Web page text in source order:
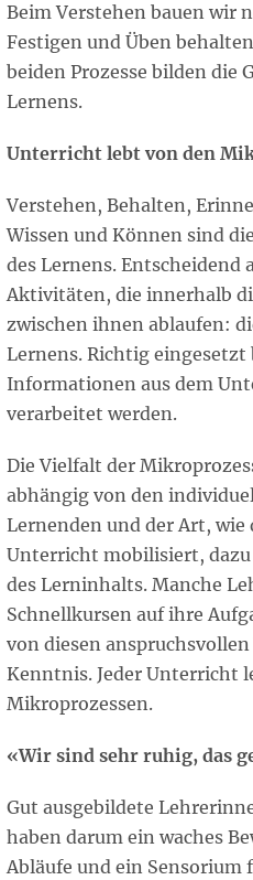
Beim Verstehen bauen wir
Festigen und Üben
beiden Prozesse bilden die
Lernens.
Unterricht lebt von den
Verstehen, Behalten,
Wissen und Können sind
des Lernens. Entscheidend
Aktivitäten, die innerhalb
zwischen ihnen ablaufen:
Lernens. Richtig eingesetzt
Informationen aus dem
verarbeitet werden.
Die Vielfalt der
abhängig von den
Lernenden und der Art, wie
Unterricht mobilisiert,
des Lerninhalts. Manche
Schnellkursen auf ihre
von diesen
Kenntnis. Jeder Unterricht
Mikroprozessen.
«Wir sind sehr ruhig, das
Gut ausgebildete
haben darum ein waches
Abläufe und ein